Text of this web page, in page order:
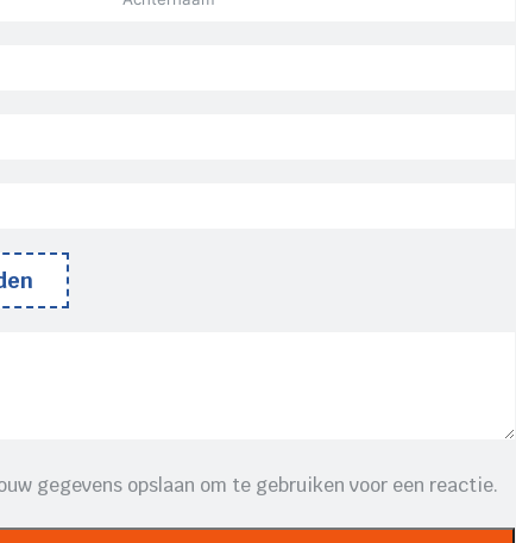
gegevens opslaan om te gebruiken voor een reactie.